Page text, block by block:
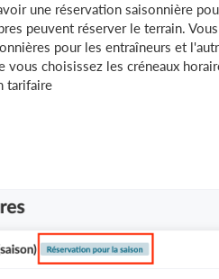
une réservation saisonnière
peuvent réserver le terrain.
pour les entraîneurs et
vous choisissez les créneaux
tarifaire